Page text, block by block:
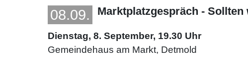
08.09. Marktplatzgespräch -
Dienstag, 8. September, 19.30 Uhr
Gemeindehaus am Markt, Detmold